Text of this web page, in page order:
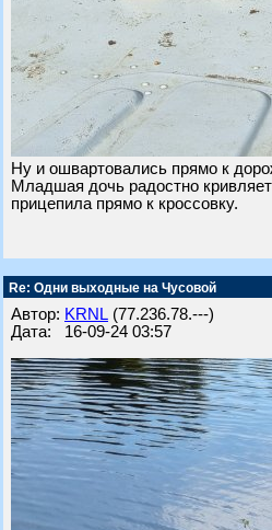
Ну и ошвартовались прямо к
Младшая дочь радостно
прицепила прямо к кроссовку.
Re: Одни выходные на Чусовой
Автор: KRNL (77.236.78.---)
Дата: 16-09-24 03:57